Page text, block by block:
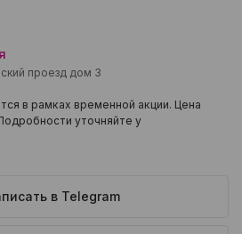
проезд дом 3
в рамках временной акции. Цена
уточняйте у
в Telegram